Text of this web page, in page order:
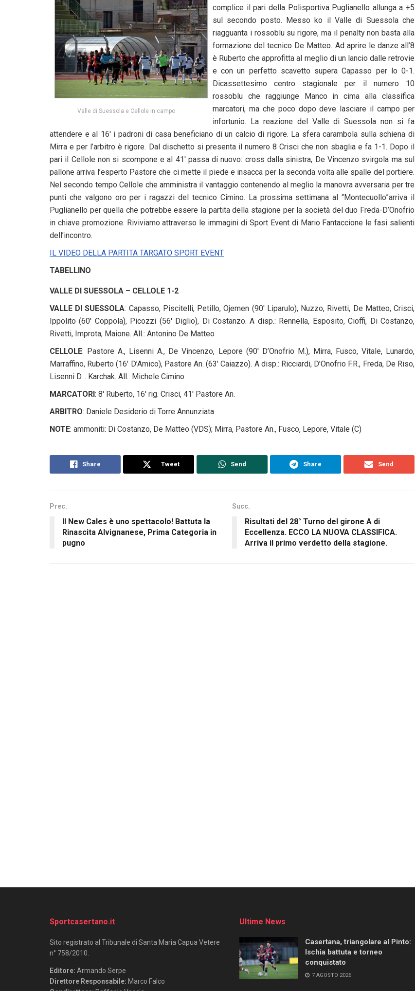
Valle di Suessola e Cellole in campo
complice il pari della Polisportiva Puglianello allunga a +5
sul secondo posto. Messo ko il Valle di Suessola che
riagguanta i rossoblu su rigore, ma il penalty non basta alla
formazione del tecnico De Matteo. Ad aprire le danze all’8
è Ruberto che approfitta al meglio di un lancio dalle retrovie
e con un perfetto scavetto supera Capasso per lo 0-1.
Dicassettesimo centro stagionale per il numero 10
rossoblu che raggiunge Manco in cima alla classifica
marcatori, ma che poco dopo deve lasciare il campo per
infortunio. La reazione del Valle di Suessola non si fa
attendere e al 16′ i padroni di casa beneficiano di un calcio di rigore. La sfera carambola sulla schiena di
Mirra e per l’arbitro è rigore. Dal dischetto si presenta il numero 8 Crisci che non sbaglia e fa 1-1. Dopo il
pari il Cellole non si scompone e al 41′ passa di nuovo: cross dalla sinistra, De Vincenzo svirgola ma sul
pallone arriva l’esperto Pastore che ci mette il piede e insacca per la seconda volta alle spalle del portiere.
Nel secondo tempo Cellole che amministra il vantaggio contenendo al meglio la manovra avversaria per tre
punti che valgono oro per i ragazzi del tecnico Cimino. La prossima settimana al “Montecuollo”arriva il
Puglianello per quella che potrebbe essere la partita della stagione per la società del duo Freda-D’Onofrio
in chiave promozione. Riviviamo attraverso le immagini di Sport Event di Mario Fantaccione le fasi salienti
dell’incontro.
IL VIDEO DELLA PARTITA TARGATO SPORT EVENT
TABELLINO
VALLE DI SUESSOLA – CELLOLE 1-2
VALLE DI SUESSOLA: Capasso, Piscitelli, Petillo, Ojemen (90′ Liparulo), Nuzzo, Rivetti, De Matteo, Crisci,
Ippolito (60′ Coppola), Picozzi (56′ Diglio), Di Costanzo. A disp.: Rennella, Esposito, Cioffi, Di Costanzo,
Rivetti, Improta, Maione. All.: Antonino De Matteo
CELLOLE: Pastore A., Lisenni A., De Vincenzo, Lepore (90′ D’Onofrio M.), Mirra, Fusco, Vitale, Lunardo,
Marraffino, Ruberto (16′ D’Amico), Pastore An. (63′ Caiazzo). A disp.: Ricciardi, D’Onofrio F.R., Freda, De Riso,
Lisenni D. . Karchak. All.: Michele Cimino
MARCATORI: 8′ Ruberto, 16′ rig. Crisci, 41′ Pastore An.
ARBITRO: Daniele Desiderio di Torre Annunziata
NOTE: ammoniti: Di Costanzo, De Matteo (VDS); Mirra, Pastore An., Fusco, Lepore, Vitale (C)
Share Tweet Send Share Send
Prec.
Il New Cales è uno spettacolo! Battuta la
Rinascita Alvignanese, Prima Categoria in
pugno
Succ.
Risultati del 28° Turno del girone A di
Eccellenza. ECCO LA NUOVA CLASSIFICA.
Arriva il primo verdetto della stagione.
Sportcasertano.it
Sito registrato al Tribunale di Santa Maria Capua Vetere
n° 758/2010.
Editore: Armando Serpe
Direttore Responsabile: Marco Falco
Ultime News
Casertana, triangolare al Pinto:
Ischia battuta e torneo
conquistato
7 AGOSTO 2026